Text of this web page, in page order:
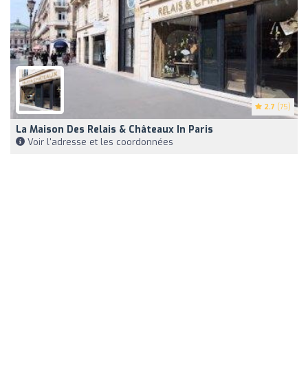
2.7 (75)
La Maison Des Relais & Châteaux In Paris
Voir l'adresse et les coordonnées